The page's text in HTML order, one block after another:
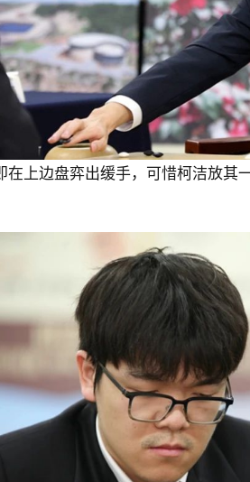
上边盘弈出缓手，可惜柯洁放其